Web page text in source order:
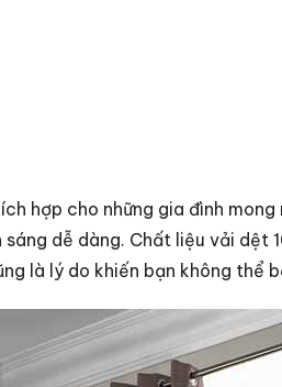
hợp cho những gia đình mong
dễ dàng. Chất liệu vải
là lý do khiến bạn không thể